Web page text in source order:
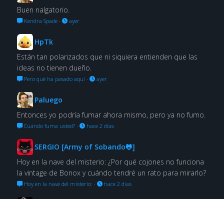
Buen nalgatorio.
Kendra Spade· ayer
HpTk
Están tan polarizados que ni siquiera entienden que las
ideas no tienen dueño.
Pero qué ha pasado aquí· ayer
Paluego
Entonces yo podría fumar ahora mismo, pero ya no fumo.
Cuándo fuma usted?· hace 2 días
SERGIO [Army of Sobando🐸]
Hoy en la nave del misterio: ¿Por qué cojones no funciona
la vintage de Bonox y cuándo tendré un rato para mirarlo?
Hoy en la nave del misterio: · hace 2 días